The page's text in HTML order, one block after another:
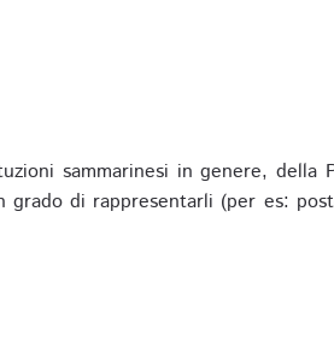
sammarinesi in genere, della
di rappresentarli (per es: